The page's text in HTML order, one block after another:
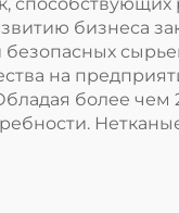
бизнеса
на
более чем